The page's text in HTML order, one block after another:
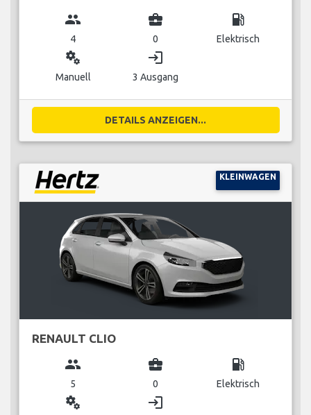
group
4
business_center
0
local_gas_station
Elektrisch
miscellaneous_services
Manuell
login
3 Ausgang
DETAILS ANZEIGEN...
KLEINWAGEN
RENAULT CLIO
group
5
business_center
0
local_gas_station
Elektrisch
miscellaneous_services login